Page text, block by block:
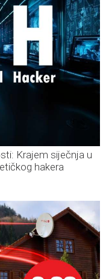
Krajem siječnja u
hakera